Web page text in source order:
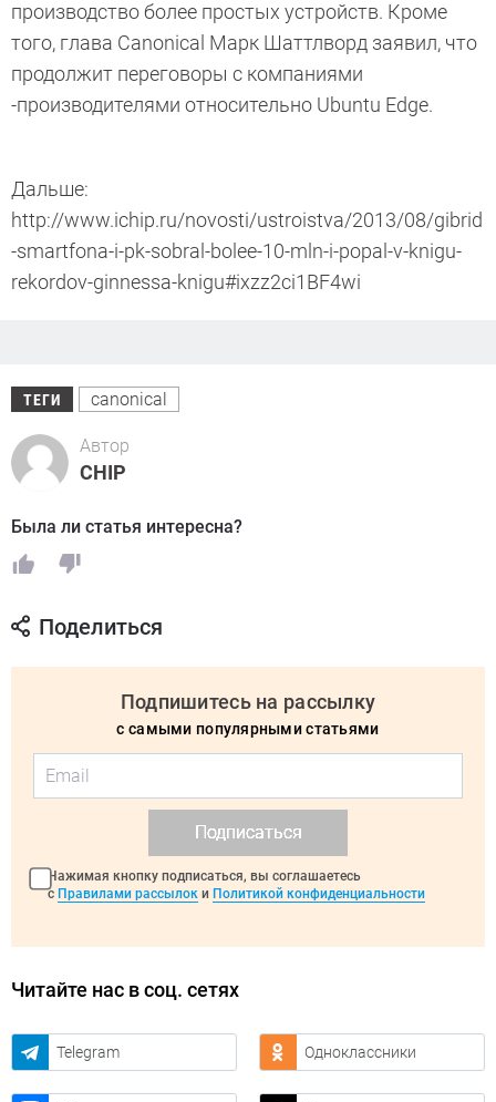
производство более простых устройств. Кроме
того, глава Canonical Марк Шаттлворд заявил, что
продолжит переговоры с компаниями
-производителями относительно Ubuntu Edge.
Дальше:
http://www.ichip.ru/novosti/ustroistva/2013/08/gibrid
-smartfona-i-pk-sobral-bolee-10-mln-i-popal-v-knigu-
rekordov-ginnessa-knigu#ixzz2ci1BF4wi
ТЕГИ canonical
Автор
CHIP
Была ли статья интересна?
Поделиться
Подпишитесь на рассылку
с самыми популярными статьями
Подписаться
Нажимая кнопку подписаться, вы соглашаетесь
с Правилами рассылок и Политикой конфиденциальности
Читайте нас в соц. сетях
Telegram Одноклассники